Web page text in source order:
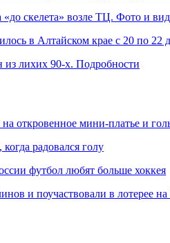
«до скелета» возле ТЦ. Фото и
в Алтайском крае с 20 по 22
из лихих 90-х. Подробности
откровенное мини-платье и
радовался голу
футбол любят больше хоккея
и поучаствовали в лотерее